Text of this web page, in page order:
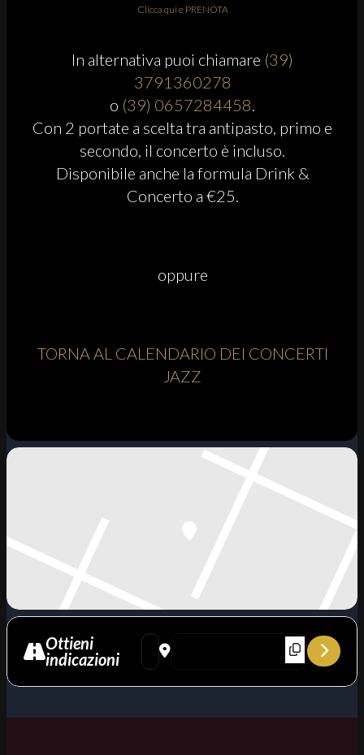
Clicca qui e PRENOTA
In alternativa puoi chiamare (39)
3791360278
o (39) 0657284458
Con 2 portate a scelta tra antipasto, primo e
secondo, il concerto è incluso.
Disponibile anche la formula Drink &
Concerto a €25.
oppure
TORNA AL CALENDARIO DEI CONCERTI
JAZZ
Ottieni
indicazioni
Address - Morricone in Jazz [9ul4UDvPj]
Destination Address - Morricone in